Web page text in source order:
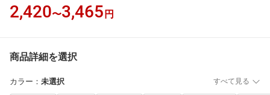
2,420〜3,465 円
商品詳細を選択
カラー ： 未選択 すべて見る